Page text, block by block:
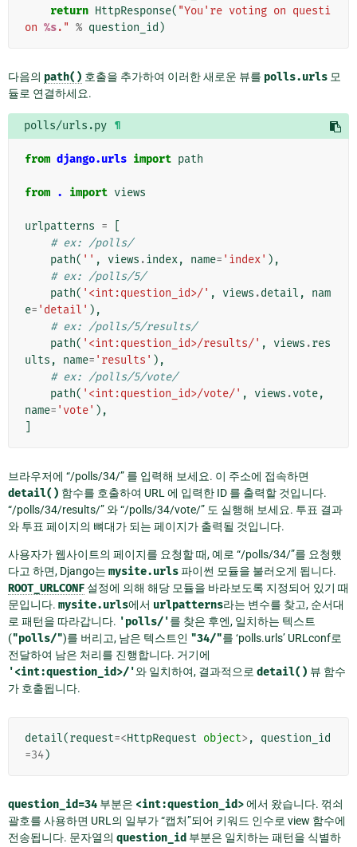
return HttpResponse( "You're voting on questi
on %s." % question_id )
다음의 path() 호출을 추가하여 이러한 새로운 뷰를 polls.urls 모
듈로 연결하세요.
polls/urls.py ¶
from django.urls import path
from . import views
urlpatterns =
# ex: /polls/
path( '' , views .index, name= 'index' ),
# ex: /polls/5/
path( '<int:question_id>/' , views .detail ,
nam
e= 'detail' ),
# ex: /polls/5/results/
path( '<int:question_id>/results/' , views .res
ults , name= 'results' ),
# ex: /polls/5/vote/
path( '<int:question_id>/vote/' , views .vote,
name= 'vote' ),
브라우저에 “/polls/34/” 를 입력해 보세요. 이 주소에 접속하면
detail() 함수를 호출하여 URL 에 입력한 ID 를 출력할 것입니다.
“/polls/34/results/” 와 “/polls/34/vote/” 도 실행해 보세요. 투표 결과
와 투표 페이지의 뼈대가 되는 페이지가 출력될 것입니다.
사용자가 웹사이트의 페이지를 요청할 때, 예로 “/polls/34/”를 요청했
다고 하면, Django는 mysite.urls파이썬 모듈을 불러오게 됩니다.
ROOT_URLCONF설정에 의해 해당 모듈을 바라보도록 지정되어 있기 때
문입니다. mysite.urls에서 urlpatterns라는 변수를 찾고, 순서대
로 패턴을 따라갑니다. 'polls/'를 찾은 후엔, 일치하는 텍스트
("polls/")를 버리고, 남은 텍스트인 "34/"를 ‘polls.urls’ URLconf로
전달하여 남은 처리를 진행합니다. 거기에
'<int:question_id>/'와 일치하여, 결과적으로 detail() 뷰 함수
가 호출됩니다.
detail(request=<HttpRequest object>,
question_id
=34)
question_id=34 부분은 <int:question_id>에서 왔습니다. 꺾쇠
괄호를 사용하면 URL의 일부가 “캡처”되어 키워드 인수로 view 함수에
전송됩니다. 문자열의 question_id 부분은 일치하는 패턴을 식별하